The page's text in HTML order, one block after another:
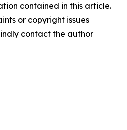
contained in this article.
or copyright issues
contact the author